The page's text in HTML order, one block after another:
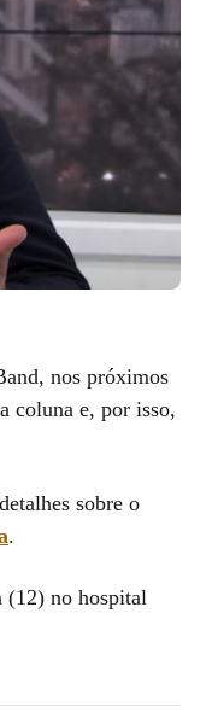
nos próximos
coluna e, por isso,
sobre o
.
(12) no hospital